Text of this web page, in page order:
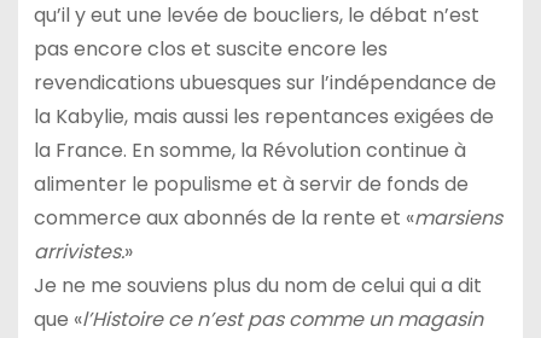
qu’il y eut une levée de boucliers, le débat n’est
pas encore clos et suscite encore les
revendications ubuesques sur l’indépendance de
la Kabylie, mais aussi les repentances exigées de
la France. En somme, la Révolution continue à
alimenter le populisme et à servir de fonds de
commerce aux abonnés de la rente et «marsiens
arrivistes.»
Je ne me souviens plus du nom de celui qui a dit
que «l’Histoire ce n’est pas comme un magasin